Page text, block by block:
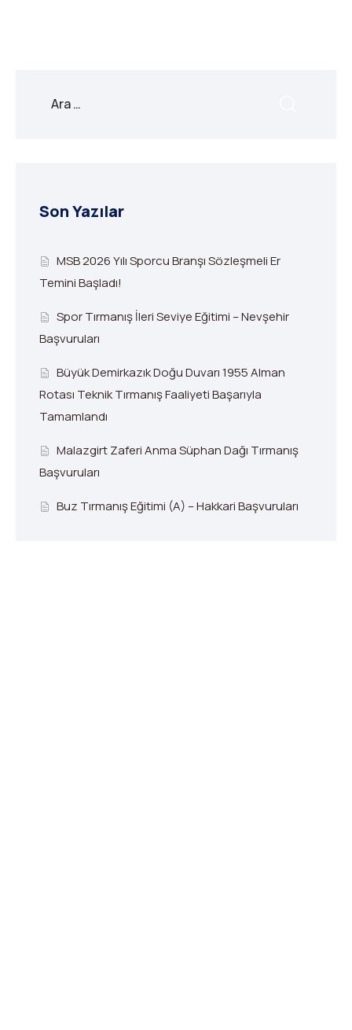
Son Yazılar
MSB 2026 Yılı Sporcu Branşı Sözleşmeli Er
Temini Başladı!
Spor Tırmanış İleri Seviye Eğitimi – Nevşehir
Başvuruları
Büyük Demirkazık Doğu Duvarı 1955 Alman
Rotası Teknik Tırmanış Faaliyeti Başarıyla
Tamamlandı
Malazgirt Zaferi Anma Süphan Dağı Tırmanış
Başvuruları
Buz Tırmanış Eğitimi (A) – Hakkari Başvuruları